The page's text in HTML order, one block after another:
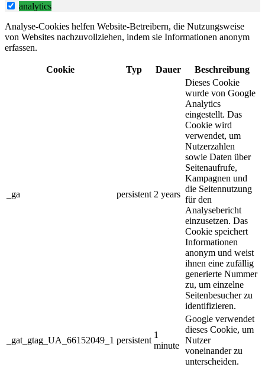
analytics
Analyse-Cookies helfen Website-Betreibern, die Nutzungsweise
von Websites nachzuvollziehen, indem sie Informationen anonym
erfassen.
Cookie Typ Dauer Beschreibung
_ga persistent 2 years
Dieses Cookie
wurde von Google
Analytics
eingestellt. Das
Cookie wird
verwendet, um
Nutzerzahlen
sowie Daten über
Seitenaufrufe,
Kampagnen und
die Seitennutzung
für den
Analysebericht
einzusetzen. Das
Cookie speichert
Informationen
anonym und weist
ihnen eine zufällig
generierte Nummer
zu, um einzelne
Seitenbesucher zu
identifizieren.
_gat_gtag_UA_66152049_1 persistent
1
minute
Google verwendet
dieses Cookie, um
Nutzer
voneinander zu
unterscheiden.